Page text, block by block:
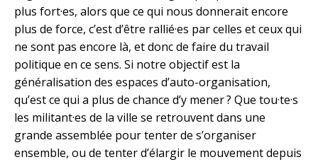
plus fort·es, alors que ce qui nous donnerait encore
plus de force, c’est d’être rallié·es par celles et ceux qui
ne sont pas encore là, et donc de faire du travail
politique en ce sens. Si notre objectif est la
généralisation des espaces d’auto-organisation,
qu’est ce qui a plus de chance d’y mener ? Que tou·te·s
les militant·es de la ville se retrouvent dans une
grande assemblée pour tenter de s’organiser
ensemble, ou de tenter d’élargir le mouvement depuis